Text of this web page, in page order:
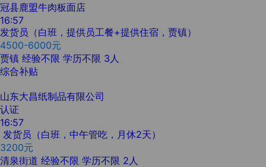
冠县鹿盟牛肉板面店
16:57
发货员（白班，提供员工餐+提供住宿，贾镇）
4500-6000元
贾镇 经验不限 学历不限 3人
综合补贴
山东大昌纸制品有限公司
认证
16:57
发货员（白班，中午管吃，月休2天）
3200元
清泉街道 经验不限 学历不限 2人